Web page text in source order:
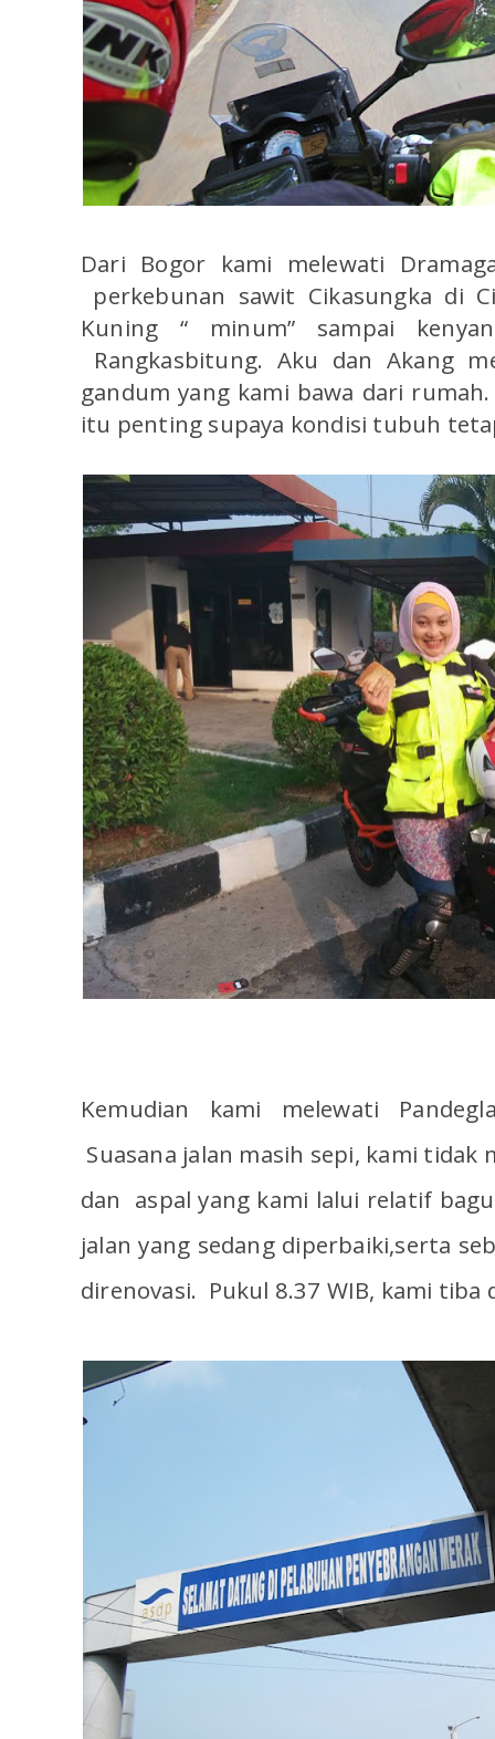
Dari Bogor kami melewati
perkebunan sawit Cikasungka di
Kuning “ minum” sampai
Rangkasbitung. Aku dan Akang
gandum yang kami bawa dari
itu penting supaya kondisi tubuh
Kemudian kami melewati
Suasana jalan masih sepi, kami
dan aspal yang kami lalui relatif
jalan yang sedang diperbaiki,serta
direnovasi. Pukul 8.37 WIB, kami tiba